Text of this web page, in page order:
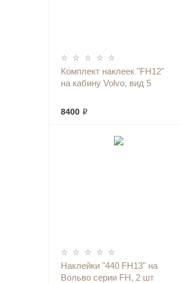
Комплект наклеек "FH12"
на кабину Volvo, вид 5
8400 ₽
Наклейки "440 FH13" на
Вольво серии FH, 2 шт